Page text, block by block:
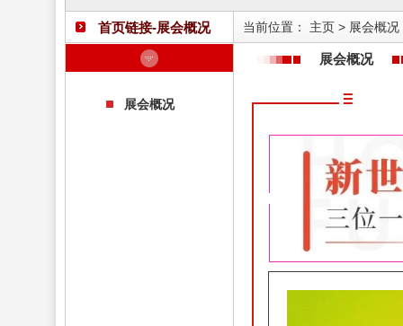
首页链接-展会概况
展会概况
当前位置： 主页 > 展会概况
展会概况